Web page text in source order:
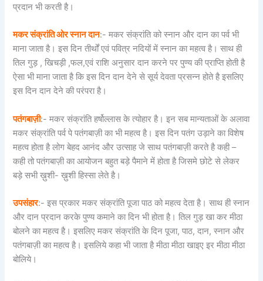
प्रदान भी करती है।
मकर संक्रांति ओर स्नान दान:- मकर संक्रांति को स्नान और दान का पर्व भी
माना जाता है। इस दिन तीर्थों एवं पवित्र नदियों में स्नान का महत्व है। साथ ही
तिल गुड़ , खिचड़ी ,फल,एवं राशि अनुसार दान करने पर पुण्य की प्राप्ति होती है
ऐसा भी माना जाता है कि इस दिन दान देने से सूर्य देवता प्रसन्न होते है इसलिए
इस दिन दान देने की परंपरा है।
पतंगबाज़ी:- मकर संक्रांति हर्षोल्लास के त्योहार है। इन सब मान्यताओं के अलावा
मकर संक्रांति पर्व पे पतंगबाज़ी का भी महत्व है। इस दिन पतंग उड़ाने का विशेष
महत्व होता है लोग बेहद आनंद और उत्साह जे साथ पतंगबाज़ी करते है कही –
कही तो पतंगबाज़ी का आयोजन बहुत बड़े पैमाने में होता है जिसमे छोटे से लेकर
बड़े सभी ख़ुशी- ख़ुशी हिस्सा लेते है।
उपसंहार:- इस प्रकार मकर संक्रांति पूजा पाठ को महत्व देता है। साथ ही स्नान
और दान प्रदान करके पुण्य कमाने का दिन भी होता है। तिल गुड़ खा कर मीठा
बोलने का महत्व है। इसलिए मकर संक्रांति के दिन पूजा, पाठ, दान, स्नान और
पतंगबाज़ी का महत्व है। इसलिये कहा भी जाता है मीठा मीठा खाइए इर मीठा मीठा
बोलिये।